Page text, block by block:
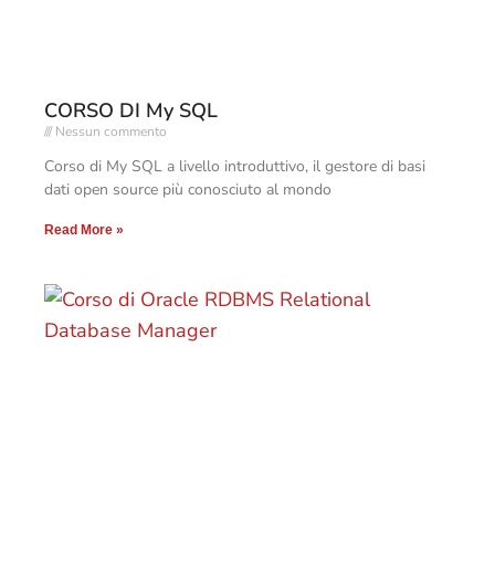
CORSO DI My SQL
Nessun commento
Corso di My SQL a livello introduttivo, il gestore di basi
dati open source più conosciuto al mondo
Read More »